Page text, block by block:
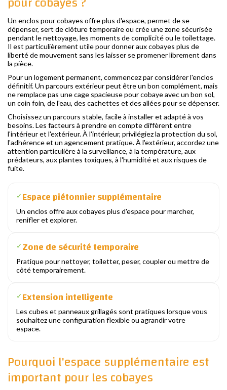
Un enclos pour cobayes offre plus d'espace, permet de se
dépenser, sert de clôture temporaire ou crée une zone sécurisée
pendant le nettoyage, les moments de complicité ou le toilettage.
Il est particulièrement utile pour donner aux cobayes plus de
liberté de mouvement sans les laisser se promener librement dans
la pièce.
Pour un logement permanent, commencez par considérer l'enclos
définitif. Un parcours extérieur peut être un bon complément, mais
ne remplace pas une cage spacieuse pour cobaye avec un bon sol,
un coin foin, de l'eau, des cachettes et des allées pour se dépenser.
Choisissez un parcours stable, facile à installer et adapté à vos
besoins. Les facteurs à prendre en compte diffèrent entre
l'intérieur et l'extérieur. À l'intérieur, privilégiez la protection du sol,
l'adhérence et un agencement pratique. À l'extérieur, accordez une
attention particulière à la surveillance, à la température, aux
prédateurs, aux plantes toxiques, à l'humidité et aux risques de
fuite.
✓Espace piétonnier supplémentaire
Un enclos offre aux cobayes plus d'espace pour marcher,
renifler et explorer.
✓Zone de sécurité temporaire
Pratique pour nettoyer, toiletter, peser, coupler ou mettre de
côté temporairement.
✓Extension intelligente
Les cubes et panneaux grillagés sont pratiques lorsque vous
souhaitez une configuration flexible ou agrandir votre
espace.
Pourquoi l'espace supplémentaire est
important pour les cobayes